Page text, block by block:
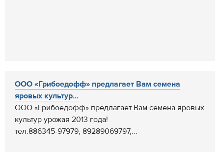
ООО «Грибоедофф» предлагает Вам семена
яровых культур...
ООО «Грибоедофф» предлагает Вам семена яровых
культур урожая 2013 года!
тел.886345-97979, 89289069797,...